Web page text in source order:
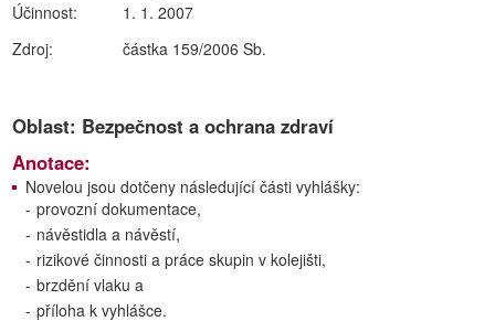
Účinnost:
1. 1. 2007
Zdroj:
částka 159/2006 Sb.
Oblast: Bezpečnost a ochrana zdraví
Anotace:
Novelou jsou dotčeny následující části vyhlášky:
- provozní dokumentace,
- návěstidla a návěstí,
- rizikové činnosti a práce skupin v kolejišti,
- brzdění vlaku a
- příloha k vyhlášce.